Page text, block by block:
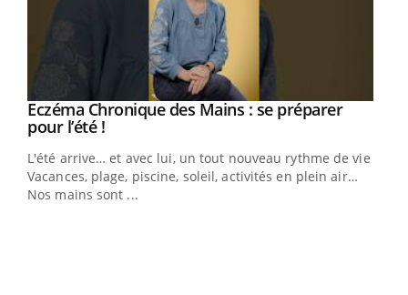
Youtube
Eczéma Chronique des Mains : se préparer
pour l’été !Youtube
L'été arrive… et avec lui, un tout nouveau rythme de vie !
Vacances, plage, piscine, soleil, activités en plein air…
Nos mains sont ...